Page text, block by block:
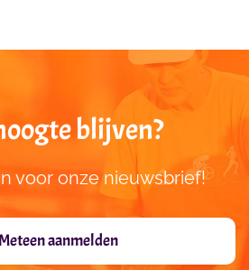
blijven?
voor onze nieuwsbrief!
Meteen aanmelden